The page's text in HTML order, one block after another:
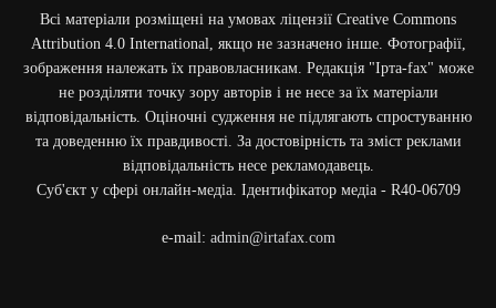
Всі матеріали розміщені на умовах ліцензії Creative Commons
Attribution 4.0 International, якщо не зазначено інше. Фотографії,
зображення належать їх правовласникам. Редакція "Ірта-fax" може
не розділяти точку зору авторів і не несе за їх матеріали
відповідальність. Оціночні судження не підлягають спростуванню
та доведенню їх правдивості. За достовірність та зміст реклами
відповідальність несе рекламодавець.
Cуб'єкт у сфері онлайн-медіа. Ідентифікатор медіа - R40-06709
e-mail: admin@irtafax.com